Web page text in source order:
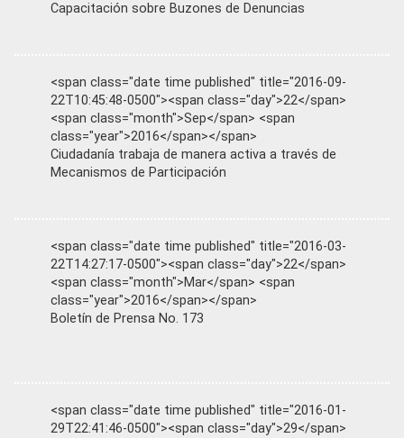
Capacitación sobre Buzones de Denuncias
<span class="date time published" title="2016-09-
22T10:45:48-0500"><span class="day">22</span>
<span class="month">Sep</span> <span
class="year">2016</span></span>
Ciudadanía trabaja de manera activa a través de
Mecanismos de Participación
<span class="date time published" title="2016-03-
22T14:27:17-0500"><span class="day">22</span>
<span class="month">Mar</span> <span
class="year">2016</span></span>
Boletín de Prensa No. 173
<span class="date time published" title="2016-01-
29T22:41:46-0500"><span class="day">29</span>